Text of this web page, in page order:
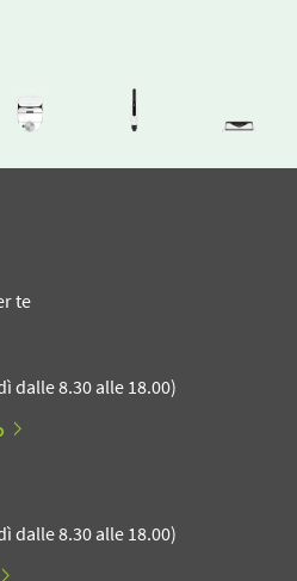
te
dalle 8.30 alle 18.00)
dalle 8.30 alle 18.00)